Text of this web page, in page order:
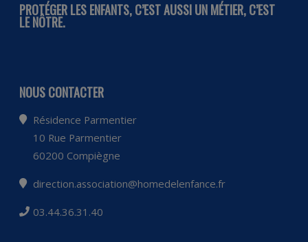
PROTÉGER LES ENFANTS, C’EST AUSSI UN MÉTIER, C’EST
LE NÔTRE.
NOUS CONTACTER
Résidence Parmentier
10 Rue Parmentier
60200 Compiègne
direction.association@homedelenfance.fr
03.44.36.31.40